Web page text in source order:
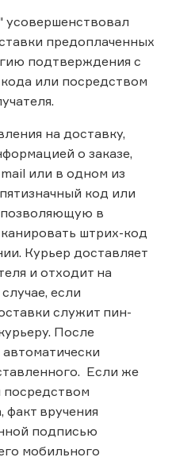
усовершенствовал
предоплаченных
подтверждения с
или посредством
на доставку,
о заказе,
или в одном из
код или
позволяющую в
штрих-код
Курьер доставляет
и отходит на
если
служит пин-
После
Если же
посредством
вручения
подписью
мобильного